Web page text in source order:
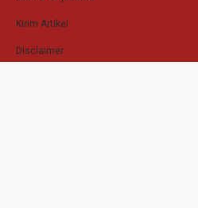
Kirim Artikel
Disclaimer